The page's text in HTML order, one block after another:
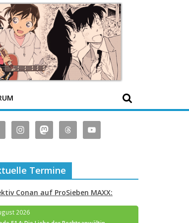
Termine
Conan auf ProSieben MAXX:
2026